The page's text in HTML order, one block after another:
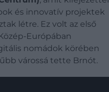
és innovatív projektek
létre. Ez volt az első
Európában
nomádok körében
várossá tette Brnót.